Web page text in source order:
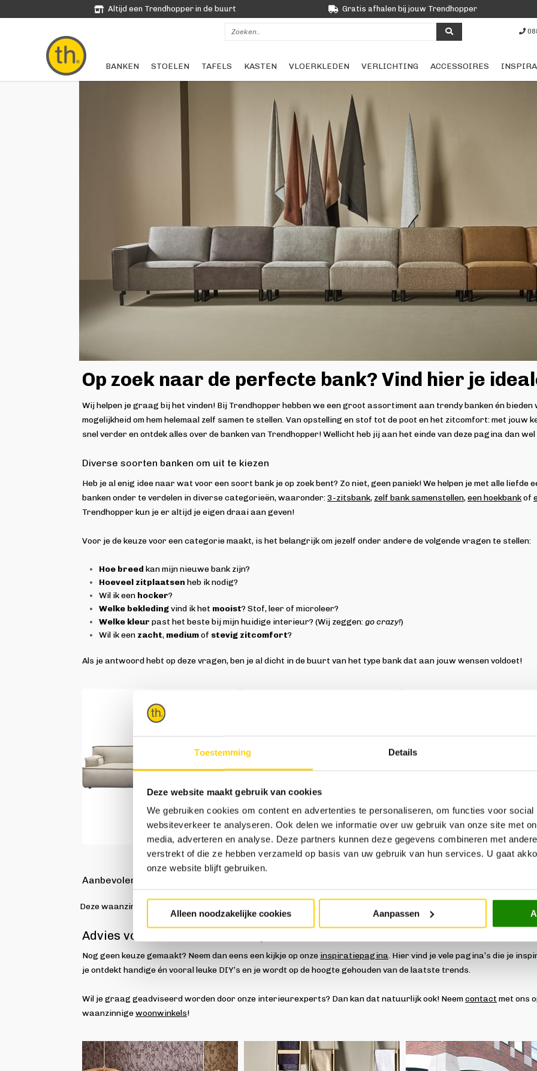
Toestemming Details
Deze website maakt gebruik van cookies
We gebruiken cookies om content en advertenties te personaliseren, om functies voor
websiteverkeer te analyseren. Ook delen we informatie over uw gebruik van onze site met
media, adverteren en analyse. Deze partners kunnen deze gegevens combineren met
verstrekt of die ze hebben verzameld op basis van uw gebruik van hun services. U gaat
onze website blijft gebruiken.
Alleen noodzakelijke cookies Aanpassen
Altijd een Trendhopper in de buurt Gratis afhalen bij jouw Trendhopper
BANKEN STOELEN TAFELS KASTEN VLOERKLEDEN VERLICHTING ACCESSOIRES
Op zoek naar de perfecte bank? Vind hier je
Wij helpen je graag bij het vinden! Bij Trendhopper hebben we een groot assortiment aan trendy banken én bieden
mogelijkheid om hem helemaal zelf samen te stellen. Van opstelling en stof tot de poot en het zitcomfort: met jouw
snel verder en ontdek alles over de banken van Trendhopper! Wellicht heb jij aan het einde van deze pagina dan
Diverse soorten banken om uit te kiezen
Heb je al enig idee naar wat voor een soort bank je op zoek bent? Zo niet, geen paniek! We helpen je met alle liefde
banken onder te verdelen in diverse categorieën, waaronder:3-zitsbank, zelf bank samenstellen,een hoekbankof
Trendhopper kun je er altijd je eigen draai aan geven!
Voor je de keuze voor een categorie maakt, is het belangrijk om jezelf onder andere de volgende vragen te stellen:
Hoe breed kan mijn nieuwe bank zijn?
Hoeveel zitplaatsen heb ik nodig?
Wil ik een hocker?
Welke bekledingvind ik het mooist? Stof, leer of microleer?
Welke kleur past het beste bij mijn huidige interieur? (Wij zeggen:go crazy!)
Wil ik een zacht, mediumof stevig zitcomfort?
Als je antwoord hebt op deze vragen, ben je al dicht in de buurt van het type bank dat aan jouw wensen voldoet!
3-zitsbank Zelf bank samenstellen Hoekbank
Aanbevolen banken
Deze waanzinnige banken zijn op dit moment super populair! Misschien zit jouw nieuwe exemplaar er wel tussen?
Advies voor de zoektocht naar jouw droombank
Nog geen keuze gemaakt? Neem dan eens een kijkje op onze inspiratiepagina. Hier vind je vele pagina’s die je
je ontdekt handige én vooral leuke DIY’s en je wordt op de hoogte gehouden van de laatste trends.
Wil je graag geadviseerd worden door onze interieurexperts? Dan kan dat natuurlijk ook! Neemcontact met ons
waanzinnigewoonwinkels!